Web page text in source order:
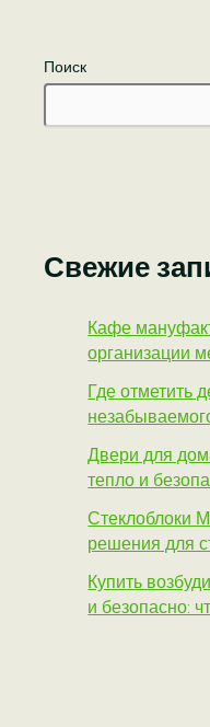
Поиск
Свежие
Кафе
организации
Где отметить
Двери для
тепло и
Стеклоблоки
решения для
Купить
и безопасно: